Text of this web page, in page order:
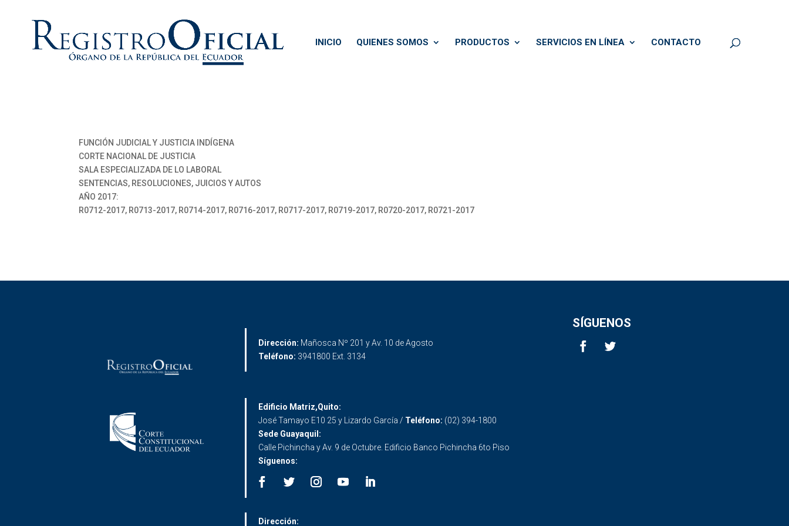
INICIO QUIENES SOMOS PRODUCTOS SERVICIOS EN LÍNEA CONTACTO
FUNCIÓN JUDICIAL Y JUSTICIA INDÍGENA
CORTE NACIONAL DE JUSTICIA
SALA ESPECIALIZADA DE LO LABORAL
SENTENCIAS, RESOLUCIONES, JUICIOS Y AUTOS
AÑO 2017:
R0712-2017, R0713-2017, R0714-2017, R0716-2017, R0717-2017, R0719-2017, R0720-2017, R0721-2017
Dirección: Mañosca Nº 201 y Av. 10 de Agosto
Teléfono: 3941800 Ext. 3134
SÍGUENOS
Edificio Matriz,Quito:
José Tamayo E10 25 y Lizardo García / Teléfono: (02) 394-1800
Sede Guayaquil:
Calle Pichincha y Av. 9 de Octubre. Edificio Banco Pichincha 6to Piso
Síguenos:
Dirección: